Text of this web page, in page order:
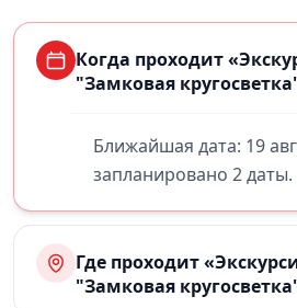
Когда проходит
"Замковая
Ближайшая дата: 19
запланировано 2 даты.
Где проходит
"Замковая